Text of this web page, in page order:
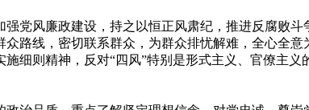
风廉政建设，持之以恒正风肃纪，推进反腐败斗
线，密切联系群众，为群众排忧解难，全心全意
细则精神，反对“四风”特别是形式主义、官僚主